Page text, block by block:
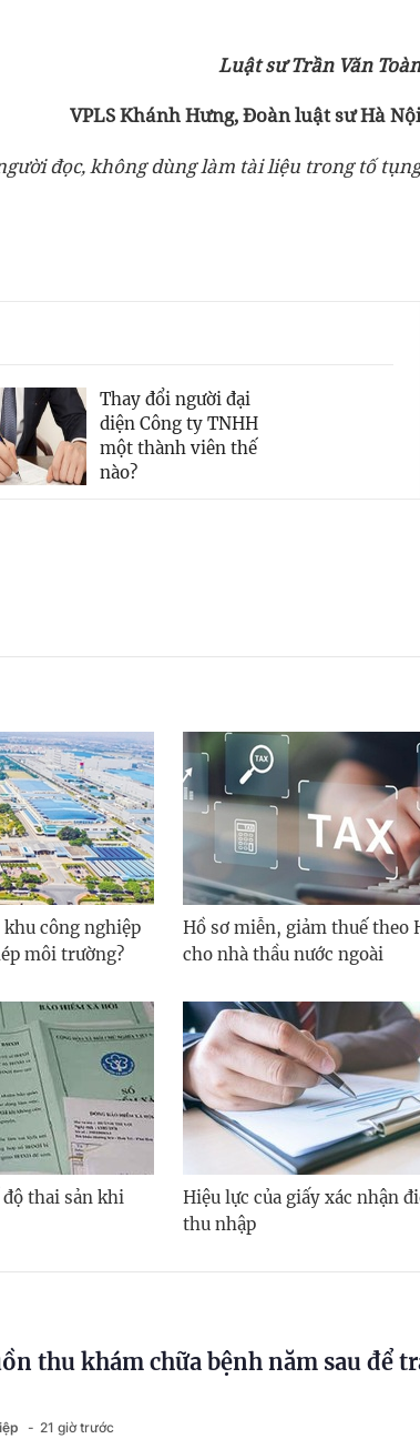
Luật sư Trần Văn Toàn
VPLS Khánh Hưng, Đoàn luật sư Hà Nội
đọc, không dùng làm tài liệu trong tố tụng
Thay đổi người đại
diện Công ty TNHH
một thành viên thế
nào?
công nghiệp
môi trường?
Hồ sơ miễn, giảm thuế theo
cho nhà thầu nước ngoài
thai sản khi
Hiệu lực của giấy xác nhận
thu nhập
thu khám chữa bệnh năm sau để
21 giờ trước